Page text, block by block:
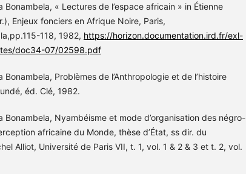
Bonambela, « Lectures de l’espace africain » in Étienne
Enjeux fonciers en Afrique Noire, Paris,
118, 1982, https://horizon.documentation.ird.fr/exl-
doc34-07/02598.pdf
Bonambela, Problèmes de l’Anthropologie et de l’histoire
éd. Clé, 1982.
Bonambela, Nyambéisme et mode d’organisation des négro-
africaine du Monde, thèse d’État, ss dir. du
Alliot, Université de Paris VII, t. 1, vol. 1 & 2 & 3 et t. 2, vol.